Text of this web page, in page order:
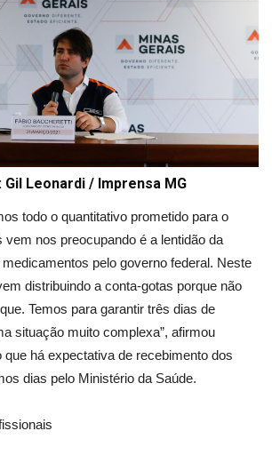
Gil Leonardi / Imprensa MG
todo o quantitativo prometido para o
vem nos preocupando é a lentidão da
pelo governo federal. Neste
distribuindo a conta-gotas porque não
Temos para garantir três dias de
situação muito complexa”, afirmou
que há expectativa de recebimento dos
dias pelo Ministério da Saúde.